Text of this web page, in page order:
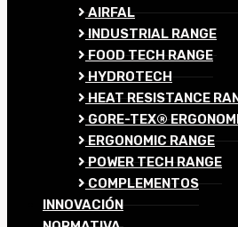
AIRFAL
INDUSTRIAL RANGE
FOOD TECH RANGE
HYDROTECH
HEAT RESISTANCE
GORE-TEX®
ERGONOMIC RANGE
POWER TECH RANGE
COMPLEMENTOS
INNOVACIÓN